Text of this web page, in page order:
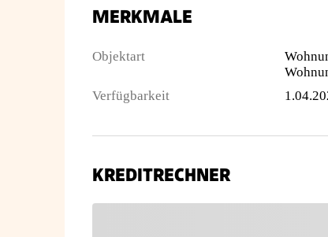
MERKMALE
Objektart
Verfügbarkeit
KREDITRECHNER